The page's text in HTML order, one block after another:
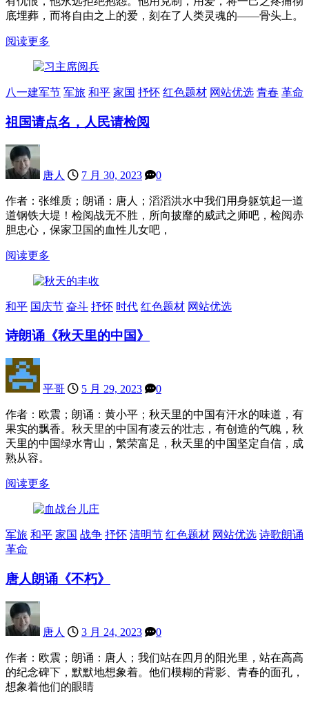
底埋葬，而将自由之上的爱，刻在了人类灵魂的——骨头上。
阅读更多
八一建军节 军旅 和平 家国 抒怀 红色题材 网站优选 青春 革命
祖国请点名，人民请检阅
唐人 7 月 30, 2023 0
作者：张维质；朗诵：唐人；滔滔洪水中我们用身躯筑起一道
道钢铁大堤！检阅战无不胜，所向披靡的威武之师吧，检阅赤
胆忠心，保家卫国的血性儿女吧，
阅读更多
和平 国庆节 奋斗 抒怀 时代 红色题材 网站优选
诗朗诵《秋天里的中国》
平哥 5 月 29, 2023 0
作者：欧震；朗诵：黄小平；秋天里的中国有汗水的味道，有
果实的飘香。秋天里的中国有凌云的壮志，有创造的气魄，秋
天里的中国绿水青山，繁荣富足，秋天里的中国坚定自信，成
熟从容。
阅读更多
军旅 和平 家国 战争 抒怀 清明节 红色题材 网站优选 诗歌朗诵
革命
唐人朗诵《不朽》
唐人 3 月 24, 2023 0
作者：欧震；朗诵：唐人；我们站在四月的阳光里，站在高高
的纪念碑下，默默地想象着。他们模糊的背影、青春的面孔，
想象着他们的眼睛